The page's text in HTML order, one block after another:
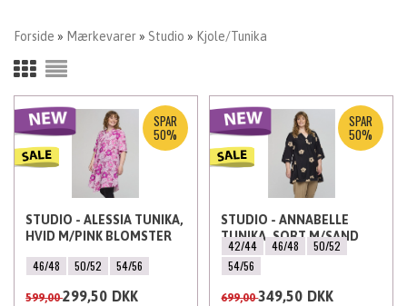
Forside » Mærkevarer » Studio » Kjole/Tunika
SPAR
50%
STUDIO - ALESSIA TUNIKA,
HVID M/PINK BLOMSTER
46/48 50/52 54/56
599,00299,50 DKK
SPAR
50%
STUDIO - ANNABELLE
TUNIKA, SORT M/SAND
BLOMSTER
42/44 46/48
50/52
54/56
699,00349,50 DKK